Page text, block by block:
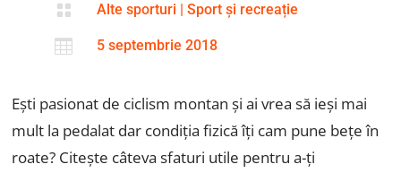
 Alte sporturi Sport și recreație
 5 septembrie 2018
Ești pasionat de ciclism montan și ai vrea să ieși mai
mult la pedalat dar condiția fizică îți cam pune bețe în
roate? Citește câteva sfaturi utile pentru a-ți